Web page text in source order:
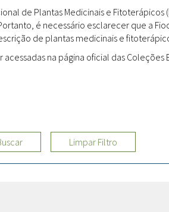
de Plantas Medicinais e
é necessário esclarecer que a
de plantas medicinais e
na página oficial das Coleções
Limpar Filtro